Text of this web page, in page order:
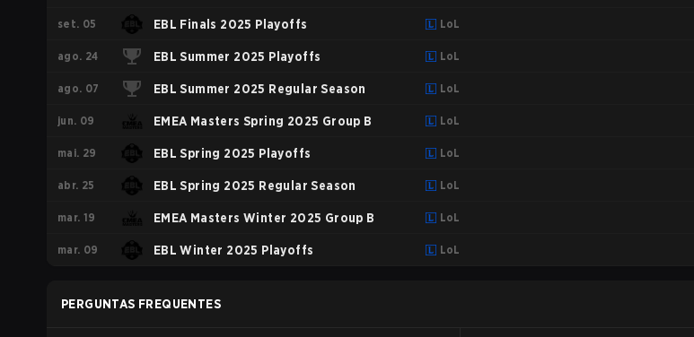
Group A
set. 05 EBL Finals 2025 Playoffs LoL
ago. 24 EBL Summer 2025 Playoffs LoL
ago. 07 EBL Summer 2025 Regular Season LoL
jun. 09 EMEA Masters Spring 2025 Group B LoL
mai. 29 EBL Spring 2025 Playoffs LoL
abr. 25 EBL Spring 2025 Regular Season LoL
mar. 19 EMEA Masters Winter 2025 Group B LoL
mar. 09 EBL Winter 2025 Playoffs LoL
PERGUNTAS FREQUENTES